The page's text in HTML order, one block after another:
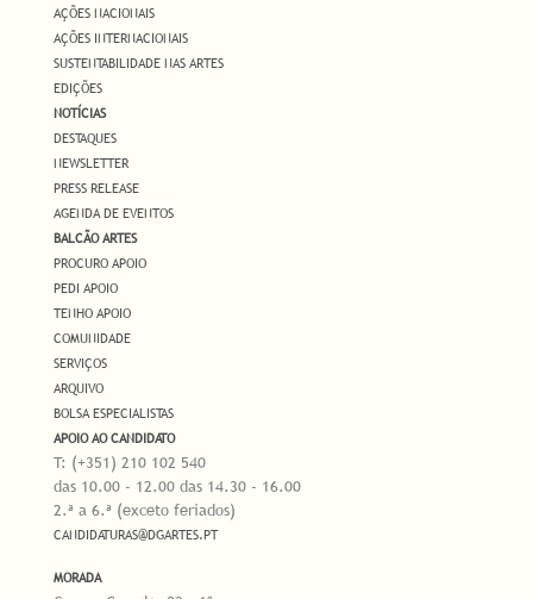
AÇÕES NACIONAIS
AÇÕES INTERNACIONAIS
SUSTENTABILIDADE NAS ARTES
EDIÇÕES
NOTÍCIAS
DESTAQUES
NEWSLETTER
PRESS RELEASE
AGENDA DE EVENTOS
BALCÃO ARTES
PROCURO APOIO
PEDI APOIO
TENHO APOIO
COMUNIDADE
SERVIÇOS
ARQUIVO
BOLSA ESPECIALISTAS
APOIO AO CANDIDATO
T: (+351) 210 102 540
das 10.00 - 12.00 das 14.30 - 16.00
2.ª a 6.ª (exceto feriados)
CANDIDATURAS@DGARTES.PT
MORADA